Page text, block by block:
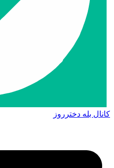
کانال بله دخترروز